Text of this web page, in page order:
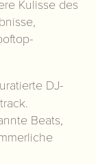
Kulisse des
DJ-
Beats,